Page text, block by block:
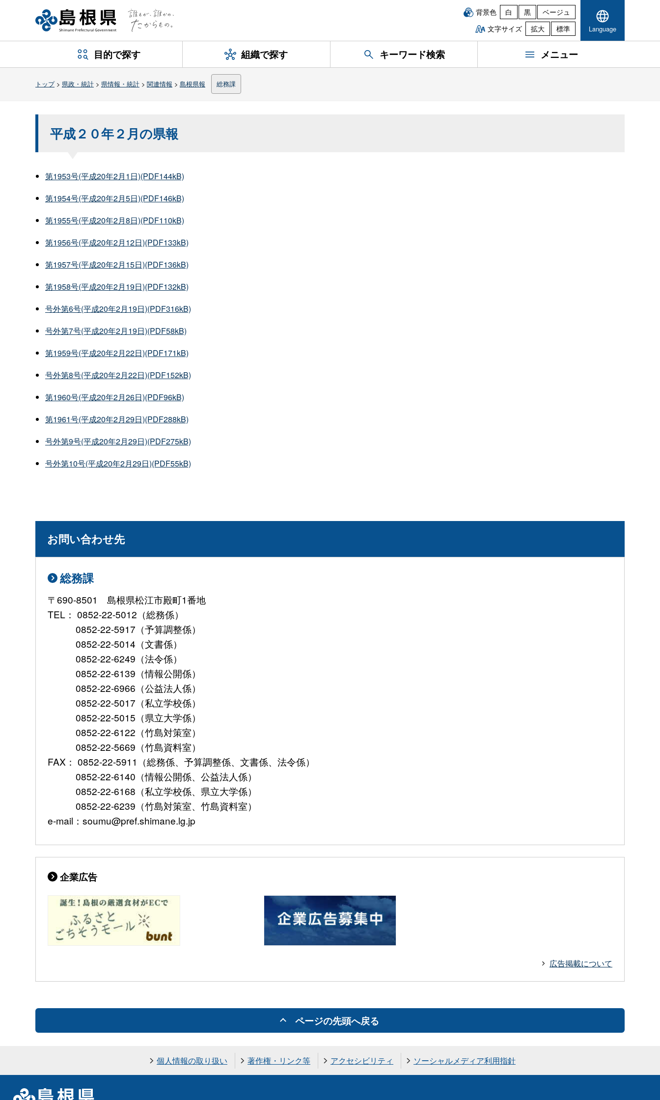
背景色 白 黒
ベージュ
文字サイズ
拡大 標準 Language
目的で探す 組織で探す キーワード検索 メニュー
トップ> 県政・統計 > 県情報・統計 > 関連情報 > 島根県報 総務課
平成２０年２月の県報
第1953号(平成20年2月1日)(PDF144kB)
第1954号(平成20年2月5日)(PDF146kB)
第1955号(平成20年2月8日)(PDF110kB)
第1956号(平成20年2月12日)(PDF133kB)
第1957号(平成20年2月15日)(PDF136kB)
第1958号(平成20年2月19日)(PDF132kB)
号外第6号(平成20年2月19日)(PDF316kB)
号外第7号(平成20年2月19日)(PDF58kB)
第1959号(平成20年2月22日)(PDF171kB)
号外第8号(平成20年2月22日)(PDF152kB)
第1960号(平成20年2月26日)(PDF96kB)
第1961号(平成20年2月29日)(PDF288kB)
号外第9号(平成20年2月29日)(PDF275kB)
号外第10号(平成20年2月29日)(PDF55kB)
お問い合わせ先
総務課
〒690-8501 島根県松江市殿町1番地
TEL： 0852-22-5012（総務係）
0852-22-5917（予算調整係）
0852-22-5014（文書係）
0852-22-6249（法令係）
0852-22-6139（情報公開係）
0852-22-6966（公益法人係）
0852-22-5017（私立学校係）
0852-22-5015（県立大学係）
0852-22-6122（竹島対策室）
0852-22-5669（竹島資料室）
FAX： 0852-22-5911（総務係、予算調整係、文書係、法令係）
0852-22-6140（情報公開係、公益法人係）
0852-22-6168（私立学校係、県立大学係）
0852-22-6239（竹島対策室、竹島資料室）
e-mail：soumu@pref.shimane.lg.jp
企業広告
広告掲載について
ページの先頭へ戻る
個人情報の取り扱い 著作権・リンク等 アクセシビリティ ソーシャルメディア利用指針